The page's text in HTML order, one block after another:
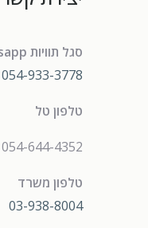
סגל תוויות whatsapp
054-933-3778
טלפון טל
054-644-4352
טלפון משרד
03-938-8004